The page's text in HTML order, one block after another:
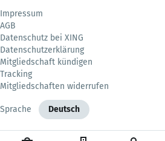
Impressum
AGB
Datenschutz bei XING
Datenschutzerklärung
Mitgliedschaft kündigen
Tracking
Mitgliedschaften widerrufen
Sprache Deutsch